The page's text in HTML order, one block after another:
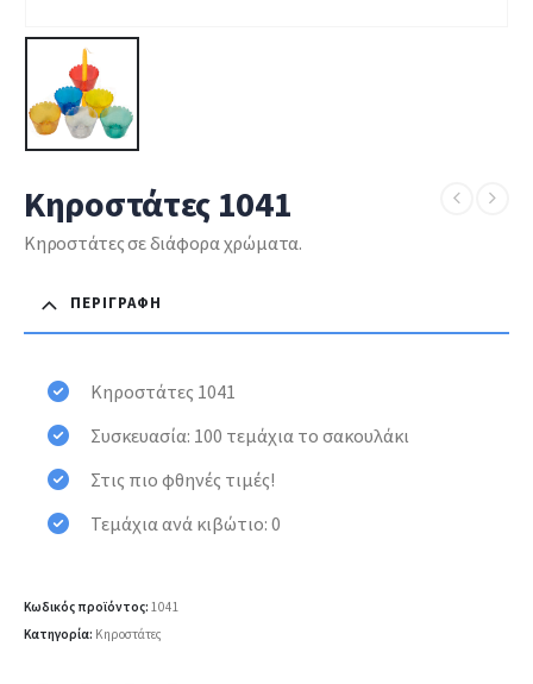
Κηροστάτες 1041
Κηροστάτες σε διάφορα χρώματα.
ΠΕΡΙΓΡΑΦΉ
Κηροστάτες 1041
Συσκευασία: 100 τεμάχια το σακουλάκι
Στις πιο φθηνές τιμές!
Τεμάχια ανά κιβώτιο: 0
Κωδικός προϊόντος: 1041
Κατηγορία: Κηροστάτες